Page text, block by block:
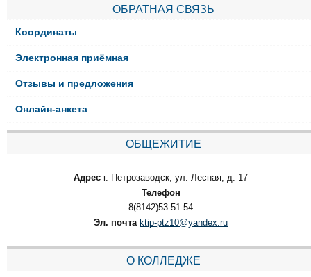
ОБРАТНАЯ СВЯЗЬ
Координаты
Электронная приёмная
Отзывы и предложения
Онлайн-анкета
ОБЩЕЖИТИЕ
Адрес г. Петрозаводск, ул. Лесная, д. 17
Телефон
8(8142)53-51-54
Эл. почта ktip-ptz10@yandex.ru
О КОЛЛЕДЖЕ